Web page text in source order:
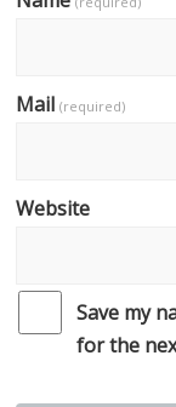
Mail(required)
Website
Save my
for the